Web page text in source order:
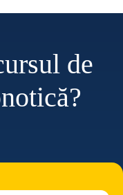
de